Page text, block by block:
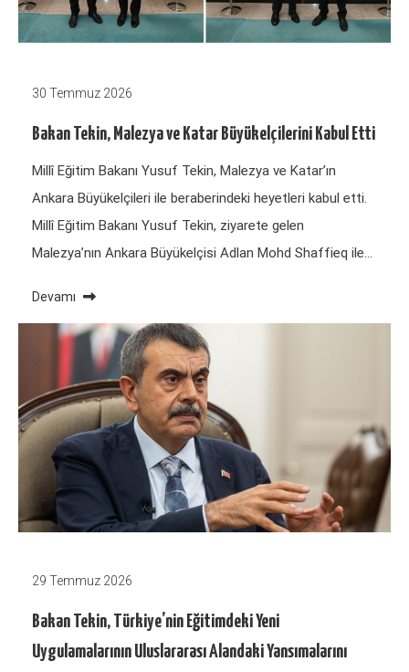
30 Temmuz 2026
Bakan Tekin, Malezya ve Katar Büyükelçilerini Kabul Etti
Millî Eğitim Bakanı Yusuf Tekin, Malezya ve Katar’ın
Ankara Büyükelçileri ile beraberindeki heyetleri kabul etti.
Millî Eğitim Bakanı Yusuf Tekin, ziyarete gelen
Malezya’nın Ankara Büyükelçisi Adlan Mohd Shaffieq ile…
Devamı
29 Temmuz 2026
Bakan Tekin, Türkiye’nin Eğitimdeki Yeni
Uygulamalarının Uluslararası Alandaki Yansımalarını